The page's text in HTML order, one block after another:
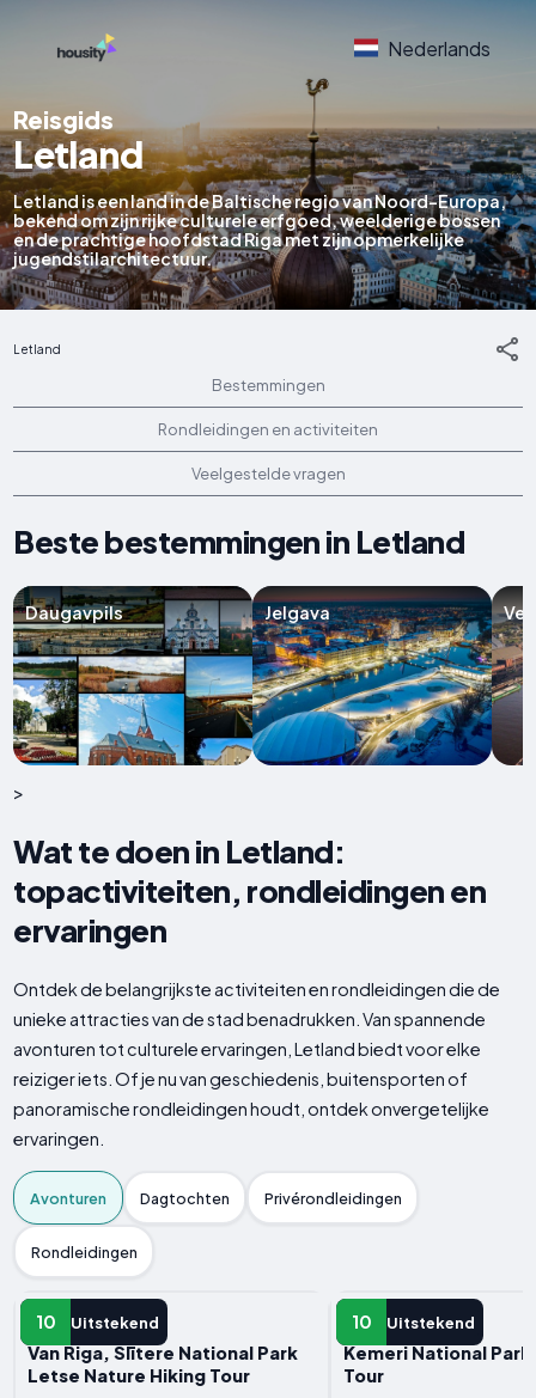
Nederlands
Reisgids
Letland
Letland is een land in de Baltische regio van Noord-Europa,
bekend om zijn rijke culturele erfgoed, weelderige bossen
en de prachtige hoofdstad Riga met zijn opmerkelijke
jugendstilarchitectuur.
Letland
Bestemmingen
Rondleidingen en activiteiten
Veelgestelde vragen
Beste bestemmingen in Letland
Daugavpils Jelgava
>
Wat te doen in Letland:
topactiviteiten, rondleidingen en
ervaringen
Ontdek de belangrijkste activiteiten en rondleidingen die de
unieke attracties van de stad benadrukken. Van spannende
avonturen tot culturele ervaringen, Letland biedt voor elke
reiziger iets. Of je nu van geschiedenis, buitensporten of
panoramische rondleidingen houdt, ontdek onvergetelijke
ervaringen.
Avonturen Dagtochten Privérondleidingen
Rondleidingen
10 Uitstekend
AVONTUUR
Van Riga, Slītere National Park
Letse Nature Hiking Tour
10 Uitstekend
AVONTUUR
Kemeri National
Tour